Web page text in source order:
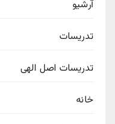
آرشیو
تدریسات
تدریسات اصل الهی
خانه